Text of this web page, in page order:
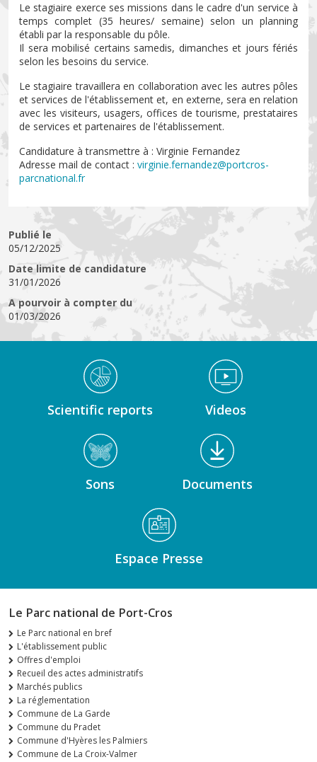
Le stagiaire exerce ses missions dans le cadre d'un service à
temps complet (35 heures/ semaine) selon un planning
établi par la responsable du pôle.
Il sera mobilisé certains samedis, dimanches et jours fériés
selon les besoins du service.
Le stagiaire travaillera en collaboration avec les autres pôles
et services de l'établissement et, en externe, sera en relation
avec les visiteurs, usagers, offices de tourisme, prestataires
de services et partenaires de l'établissement.
Candidature à transmettre à : Virginie Fernandez
Adresse mail de contact : virginie.fernandez@portcros-
parcnational.fr
Publié le
05/12/2025
Date limite de candidature
31/01/2026
A pourvoir à compter du
01/03/2026
Médiathèque Footer
Scientific reports Videos
Sons Documents
Espace Presse
Le Parc national de Port-Cros
Le Parc national en bref
L'établissement public
Offres d'emploi
Recueil des actes administratifs
Marchés publics
La réglementation
Commune de La Garde
Commune du Pradet
Commune d'Hyères les Palmiers
Commune de La Croix-Valmer